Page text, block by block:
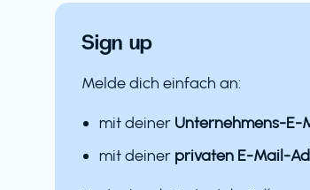
Sign up
Melde dich einfach an:
mit deiner Unternehmens-E-
mit deiner privaten E-Mail-